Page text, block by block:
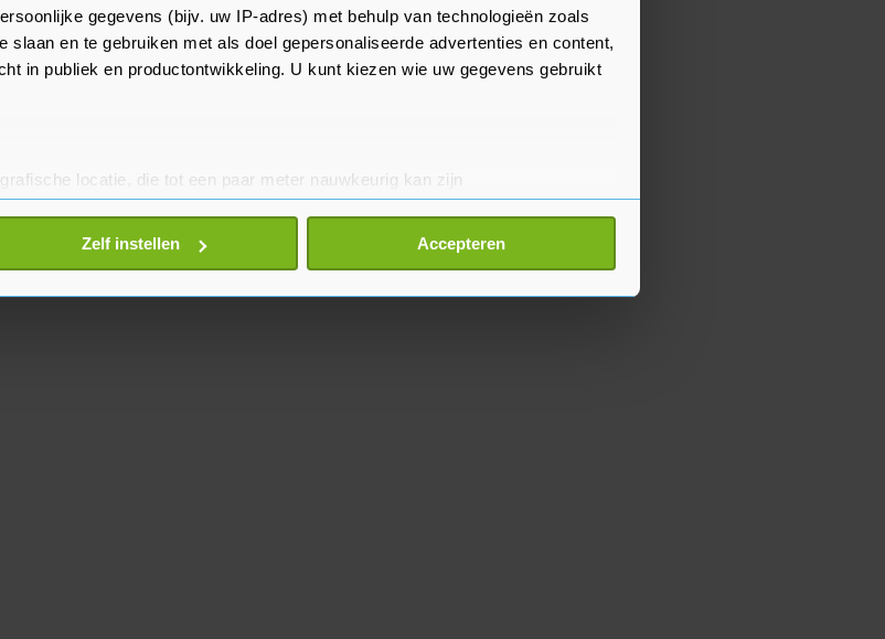
gegevens (bijv. uw IP-adres) met behulp van technologieën zoals
slaan en te gebruiken met als doel gepersonaliseerde advertenties en content,
in publiek en productontwikkeling. U kunt kiezen wie uw gegevens gebruikt
locatie, die tot een paar meter nauwkeurig kan zijn
te scannen op specifieke eigenschappen (fingerprinting)
worden verwerkt en stel uw voorkeuren in het
detailgedeelte
in de Cookieverklaring.
Zelf instellen Accepteren
heeft met